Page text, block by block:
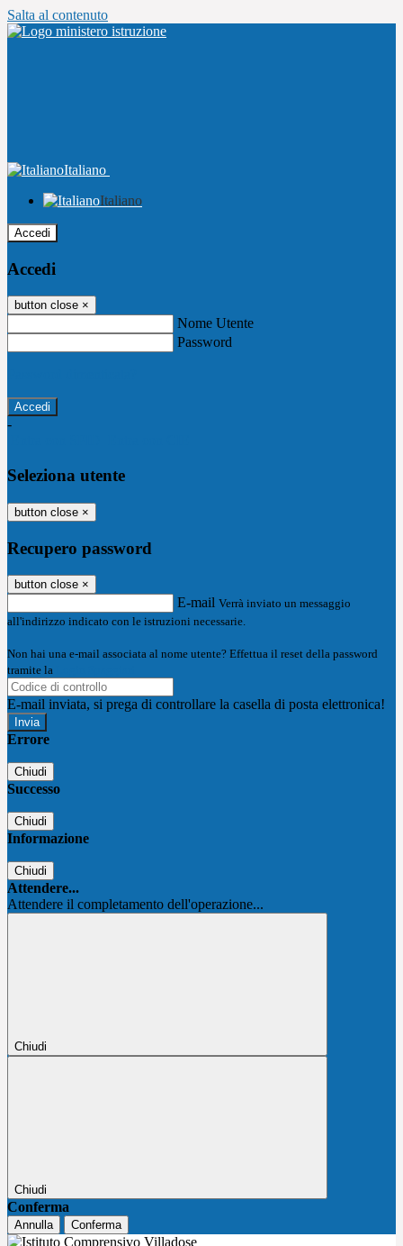
Salta al contenuto
Italiano
Italiano
Accedi
Accedi
button close ×
Nome Utente
Password
-
Seleziona utente
button close ×
Recupero password
button close ×
E-mail Verrà inviato un messaggio
all'indirizzo indicato con le istruzioni necessarie.
Non hai una e-mail associata al nome utente? Effettua il reset della password
tramite la
E-mail inviata, si prega di controllare la casella di posta elettronica!
Errore
Chiudi
Successo
Chiudi
Informazione
Chiudi
Attendere...
Attendere il completamento dell'operazione...
Chiudi
Chiudi
Conferma
Annulla Conferma